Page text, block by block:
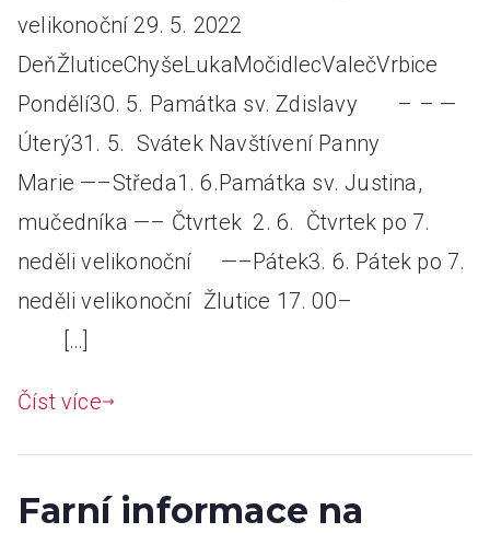
velikonoční 29. 5. 2022
DeňŽluticeChyšeLukaMočidlecValečVrbice
Pondělí30. 5. Památka sv. Zdislavy – – —
Úterý31. 5. Svátek Navštívení Panny
Marie —–Středa1. 6.Památka sv. Justina,
mučedníka —– Čtvrtek 2. 6. Čtvrtek po 7.
neděli velikonoční —–Pátek3. 6. Pátek po 7.
neděli velikonoční Žlutice 17. 00–
[…]
Číst více
Farní informace na